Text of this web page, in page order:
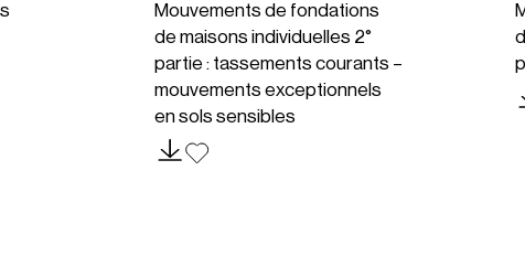
Mouvements de fondations
de maisons individuelles 2°
partie : tassements courants –
mouvements exceptionnels
en sols sensibles